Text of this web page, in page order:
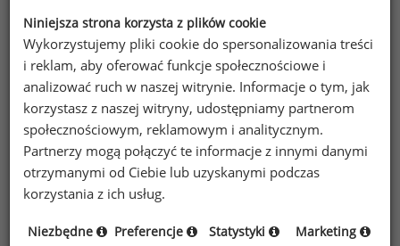
poczekać na wytyczne MRPiPS.
METODA WYCENY RYNKOWEJ
Jak wspomniano na wstępie, drugim popularnym
podejściem do oceny wartości pracy jest metoda
wyceny rynkowej (WorldatWork Handbook of Total
Rewards, 2021). W Sedlak
w raporcie płacowym (raportyplacowe.pl). Zaletą
Niniejsza strona korzysta z plików cookie
Wykorzystujemy pliki cookie do spersonalizowania treści
i reklam, aby oferować funkcje społecznościowe i
analizować ruch w naszej witrynie. Informacje o tym, jak
korzystasz z naszej witryny, udostępniamy partnerom
społecznościowym, reklamowym i analitycznym.
Partnerzy mogą połączyć te informacje z innymi danymi
otrzymanymi od Ciebie lub uzyskanymi podczas
korzystania z ich usług.
Niezbędne Preferencje Statystyki Marketing